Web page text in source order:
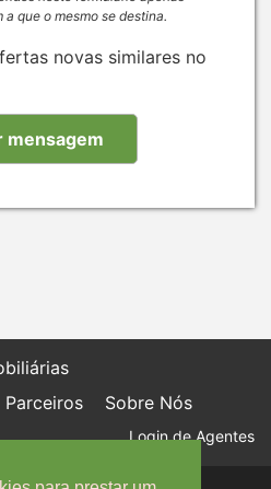
que o mesmo se destina.
novas similares no
Parceiros
Sobre Nós
Login de Agentes